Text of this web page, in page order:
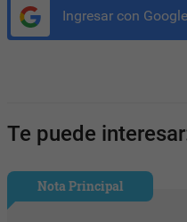
Ingresar con Google
Te puede
Nota Principal